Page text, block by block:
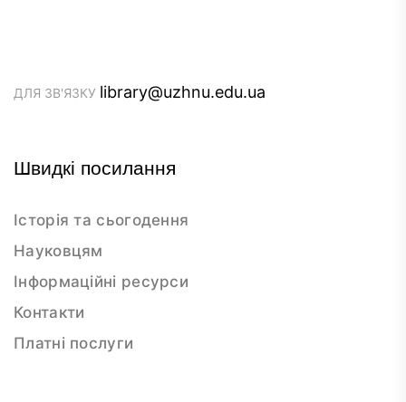
ДЛЯ ЗВ'ЯЗКУ library@uzhnu.edu.ua
Швидкі посилання
Історія та сьогодення
Науковцям
Інформаційні ресурси
Контакти
Платні послуги